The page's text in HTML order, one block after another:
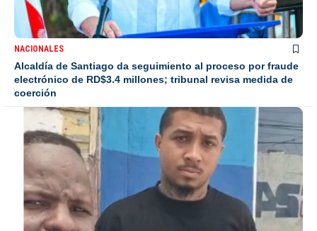
NACIONALES
Alcaldía de Santiago da seguimiento al proceso por fraude
electrónico de RD$3.4 millones; tribunal revisa medida de
coerción